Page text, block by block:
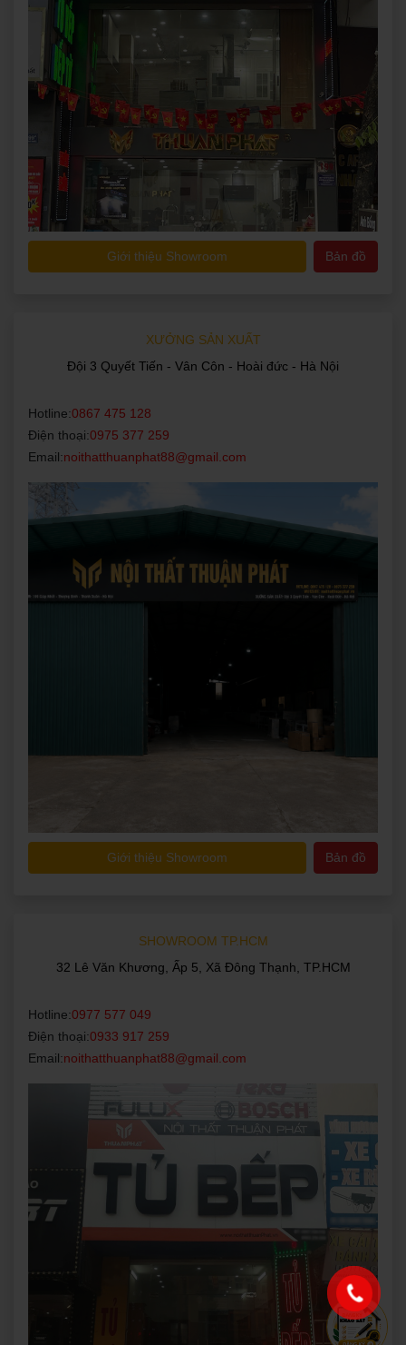
Giới thiệu Showroom Bản đồ
XƯỞNG SẢN XUẤT
Đội 3 Quyết Tiến - Vân Côn - Hoài đức - Hà Nội
Hotline:0867 475 128
Điện thoại:0975 377 259
Email:noithatthuanphat88@gmail.com
Giới thiệu Showroom Bản đồ
SHOWROOM TP.HCM
32 Lê Văn Khương, Ấp 5, Xã Đông Thạnh, TP.HCM
Hotline:0977 577 049
Điện thoại:0933 917 259
Email:noithatthuanphat88@gmail.com